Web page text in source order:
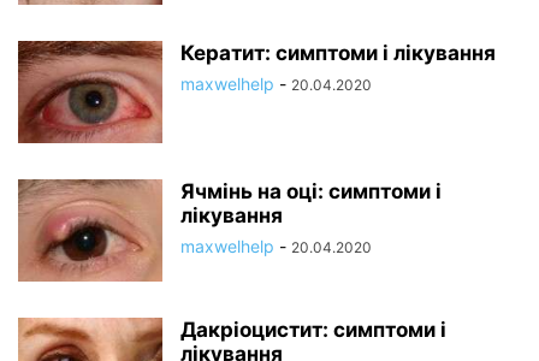
Кератит: симптоми і лікування
maxwelhelp - 20.04.2020
Ячмінь на оці: симптоми і
лікування
maxwelhelp - 20.04.2020
Дакріоцистит: симптоми і
лікування